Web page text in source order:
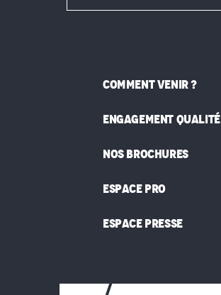
COMMENT VENIR ?
ENGAGEMENT QUALITÉ
NOS BROCHURES
ESPACE PRO
ESPACE PRESSE